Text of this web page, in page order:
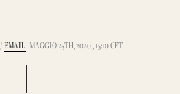
/EMAIL- MAGGIO 25TH, 2020 , 15:10 CET